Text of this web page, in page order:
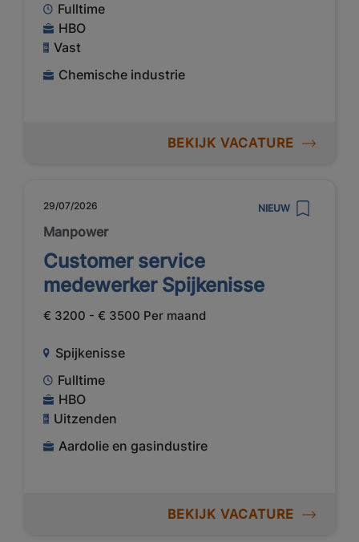
Fulltime
HBO
Vast
Chemische industrie
BEKIJK VACATURE
29/07/2026 NIEUW
Manpower
Customer service
medewerker Spijkenisse
€ 3200 - € 3500 Per maand
Spijkenisse
Fulltime
HBO
Uitzenden
Aardolie en gasindustire
BEKIJK VACATURE